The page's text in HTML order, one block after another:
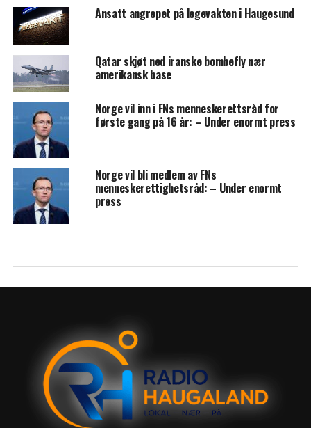
Ansatt angrepet på legevakten i Haugesund
Qatar skjøt ned iranske bombefly nær
amerikansk base
Norge vil inn i FNs menneskerettsråd for
første gang på 16 år: – Under enormt press
Norge vil bli medlem av FNs
menneskerettighetsråd: – Under enormt
press